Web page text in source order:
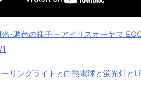
･調色の様子 – アイリスオーヤマ
ーリングライトと白熱電球と蛍光灯と